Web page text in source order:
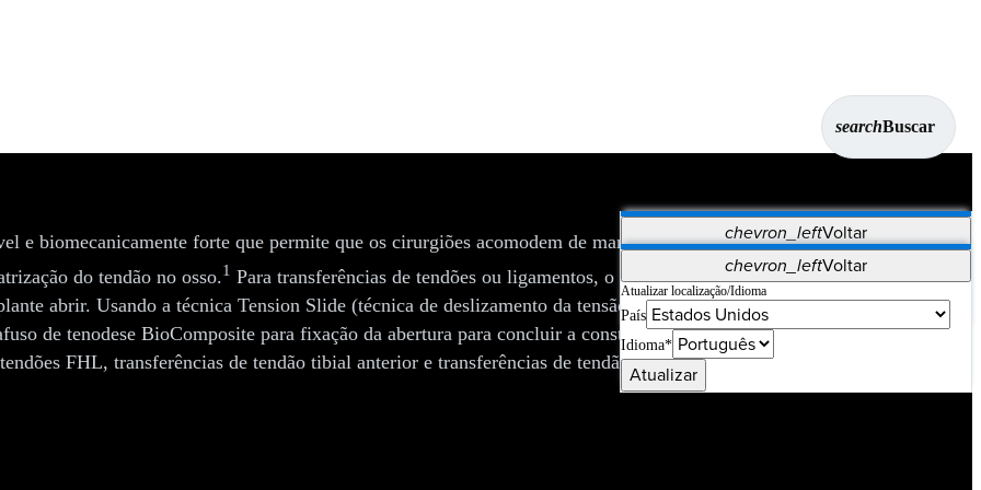
searchBuscar
chevron_leftVoltar
Vet Systems OrthoPedia Patient
Supplier Portal
Synergy Imaging & Resection
chevron_leftVoltar
Atualizar localização/Idioma
País
Idioma*
Atualizar
e biomecanicamente forte que permite que os cirurgiões acomodem de maneira confiável o tendão contra o córtex da
do tendão no osso.1 Para transferências de tendões ou ligamentos, o Kit de dimensionamento do enxerto de
abrir. Usando a técnica Tension Slide (técnica de deslizamento da tensão) da Arthrex, os cirurgiões podem
de tenodese BioComposite para fixação da abertura para concluir a construção. A fixação do botão cortical pode ser
FHL, transferências de tendão tibial anterior e transferências de tendão tibial posterior.